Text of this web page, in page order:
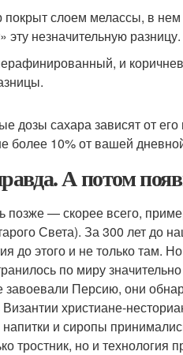
покрыт слоем мелассы, в
эту незначительную
и
дозы сахара зависят от
более 10% от вашей
А потом
позже — скорее всего,
Света). За 300 лет до
до этого и не только там.
по миру
завоевали Персию, они
христиане-
и сиропы
тростник, но и технология